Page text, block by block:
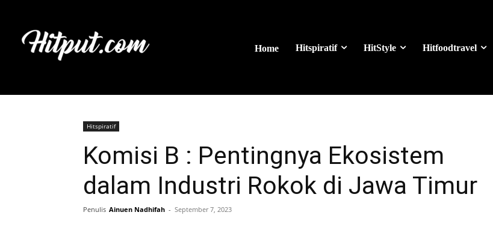
Home Hitspiratif HitStyle Hitfoodtravel
Hitspiratif
Komisi B : Pentingnya Ekosistem
dalam Industri Rokok di Jawa Timur
Penulis Ainuen Nadhifah - September 7, 2023